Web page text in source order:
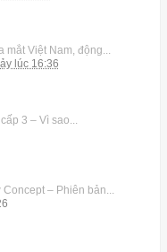
mắt Việt Nam, động...
lúc 16:36
3 – Vì sao...
– Phiên bản...